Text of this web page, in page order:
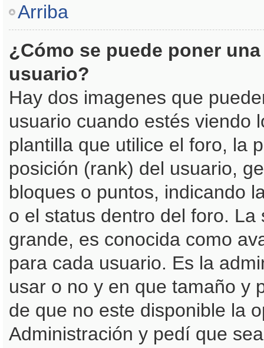
Arriba
¿Cómo se puede poner
usuario?
Hay dos imagenes que
usuario cuando estés viendo
plantilla que utilice el foro, la
posición (rank) del usuario,
bloques o puntos, indicando
o el status dentro del foro.
grande, es conocida como
para cada usuario. Es la
usar o no y en que tamaño y
de que no este disponible la
Administración y pedí que